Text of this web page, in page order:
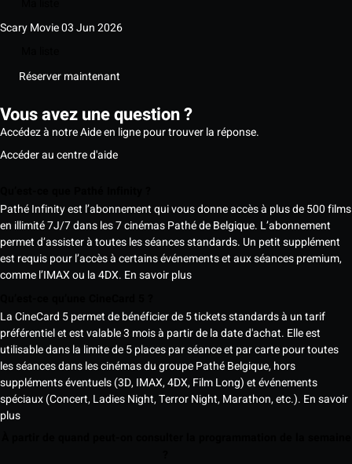
Scary Movie03 Jun 2026
Réserver maintenant
Vous avez une question ?
Accédez à notre Aide en ligne pour trouver la réponse.
Accéder au centre d'aide
Pathé Infinity est l’abonnement qui vous donne accès à plus de 500 films
en illimité 7J/7 dans les 7 cinémas Pathé de Belgique. L’abonnement
permet d’assister à toutes les séances standards. Un petit supplément
est requis pour l’accès à certains événements et aux séances premium,
comme l’IMAX ou la 4DX. En savoir plus
La CineCard 5 permet de bénéficier de 5 tickets standards à un tarif
préférentiel et est valable 3 mois à partir de la date d'achat. Elle est
utilisable dans la limite de 5 places par séance et par carte pour toutes
les séances dans les cinémas du groupe Pathé Belgique, hors
suppléments éventuels (3D, IMAX, 4DX, Film Long) et événements
spéciaux (Concert, Ladies Night, Terror Night, Marathon, etc.). En savoir
plus